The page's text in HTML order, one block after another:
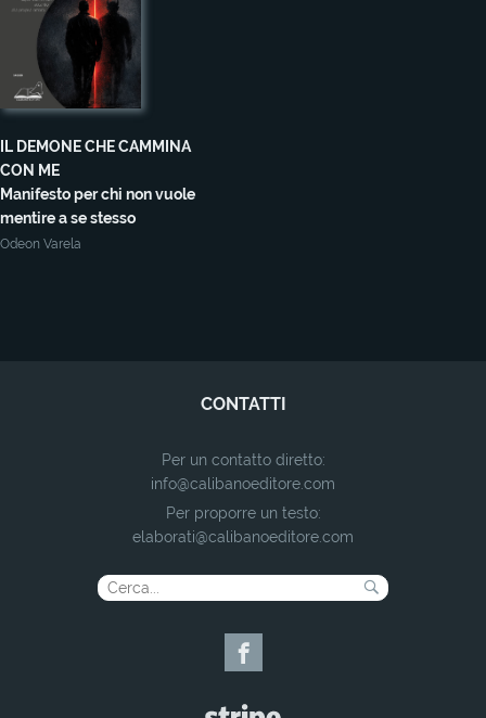
IL DEMONE CHE CAMMINA
CON ME
Manifesto per chi non vuole
mentire a se stesso
Odeon Varela
CONTATTI
Per un contatto diretto:
info@calibanoeditore.com
Per proporre un testo:
elaborati@calibanoeditore.com